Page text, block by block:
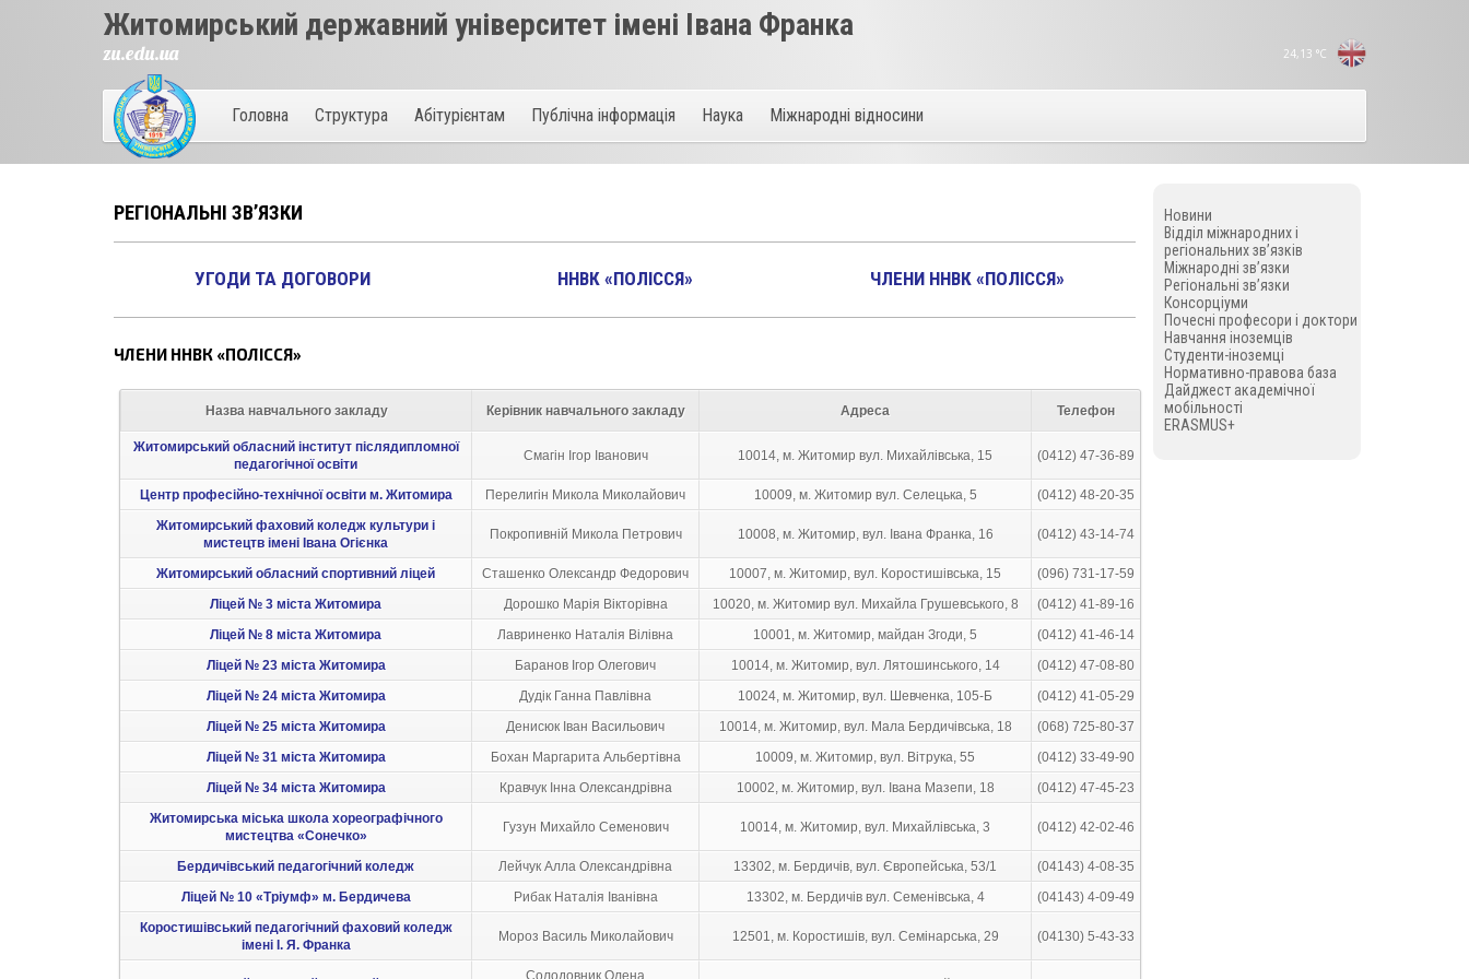
24,13 °C
Житомирський державний університет імені Івана Франка
zu.edu.ua
Головна Структура Абітурієнтам Публічна інформація Наука Міжнародні відносини
РЕГІОНАЛЬНІ ЗВ’ЯЗКИ
УГОДИ ТА ДОГОВОРИ ННВК «ПОЛІССЯ» ЧЛЕНИ ННВК «ПОЛІССЯ»
ЧЛЕНИ ННВК «ПОЛІССЯ»
Назва навчального закладу Керівник навчального закладу Адреса Телефон
Житомирський обласний інститут післядипломної
педагогічної освіти
Смагін Ігор Іванович 10014, м. Житомир вул. Михайлівська, 15 (0412) 47-36-89
Центр професійно-технічної освіти м. Житомира Перелигін Микола Миколайович 10009, м. Житомир вул. Селецька, 5
(0412) 48-20-35
Житомирський фаховий коледж культури і
мистецтв імені Івана Огієнка
Покропивній Микола Петрович 10008, м. Житомир, вул. Івана Франка, 16 (0412) 43-14-74
Житомирський обласний спортивний ліцей Сташенко Олександр Федорович 10007, м. Житомир, вул. Коростишівська, 15
(096) 731-17-59
Ліцей № 3 міста Житомира
Дорошко Марія Вікторівна 10020, м. Житомир вул. Михайла Грушевського, 8
(0412) 41-89-16
Ліцей № 8 міста Житомира
Лавриненко Наталія Вілівна 10001, м. Житомир, майдан Згоди, 5
(0412) 41-46-14
Ліцей № 23 міста Житомира
Баранов Ігор Олегович 10014, м. Житомир, вул. Лятошинського, 14
(0412) 47-08-80
Ліцей № 24 міста Житомира
Дудік Ганна Павлівна 10024, м. Житомир, вул. Шевченка, 105-Б
(0412) 41-05-29
Ліцей № 25 міста Житомира
Денисюк Іван Васильович 10014, м. Житомир, вул. Мала Бердичівська, 18
(068) 725-80-37
Ліцей № 31 міста Житомира
Бохан Маргарита Альбертівна 10009, м. Житомир, вул. Вітрука, 55
(0412) 33-49-90
Ліцей № 34 міста Житомира
Кравчук Інна Олександрівна 10002, м. Житомир, вул. Івана Мазепи, 18
(0412) 47-45-23
Житомирська міська школа хореографічного
мистецтва «Сонечко»
Гузун Михайло Семенович 10014, м. Житомир, вул. Михайлівська, 3 (0412) 42-02-46
Бердичівський педагогічний коледж Лейчук Алла Олександрівна 13302, м. Бердичів, вул. Європейська, 53/1
(04143) 4-08-35
Ліцей № 10 «Тріумф» м. Бердичева
Рибак Наталія Іванівна 13302, м. Бердичів вул. Семенівська, 4
(04143) 4-09-49
Коростишівський педагогічний фаховий коледж
імені І. Я. Франка
Мороз Василь Миколайович 12501, м. Коростишів, вул. Семінарська, 29 (04130) 5-43-33
Новини
Відділ міжнародних і
регіональних зв’язків
Міжнародні зв’язки
Регіональні зв’язки
Консорціуми
Почесні професори і доктори
Навчання іноземців
Cтуденти-іноземці
Нормативно-правова база
Дайджест академічної
мобільності
ERASMUS+